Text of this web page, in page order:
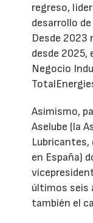
regreso,
desarrollo
Desde 2023
desde 2025,
Negocio
Asimismo,
Aselube (la
Lubricantes,
en España)
últimos seis
también el